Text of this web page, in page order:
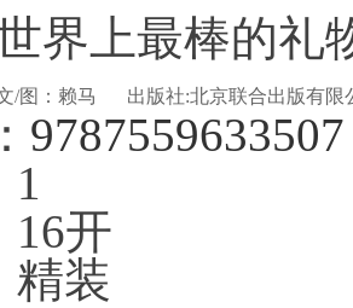
界上最棒的礼
/图：赖马 出版社:北京联合出版有限
9787559633507
1
16开
精装